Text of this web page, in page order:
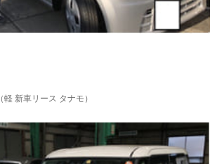
（軽 新車リース タナモ）